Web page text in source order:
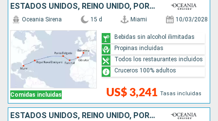
ESTADOS UNIDOS, REINO UNIDO, PORTUGAL, ESPAÑA
Comidas incluidas
Oceania Sirena 15 d Miami 10/03/2028
US$ 3,241 Tasas incluidas
Bebidas sin alcohol ilimitadas
Propinas incluidas
Todos los restaurantes incluidos
Cruceros 100% adultos
ESTADOS UNIDOS, REINO UNIDO, PORTUGAL, ESPAÑA, FRANCIA, ITALIA